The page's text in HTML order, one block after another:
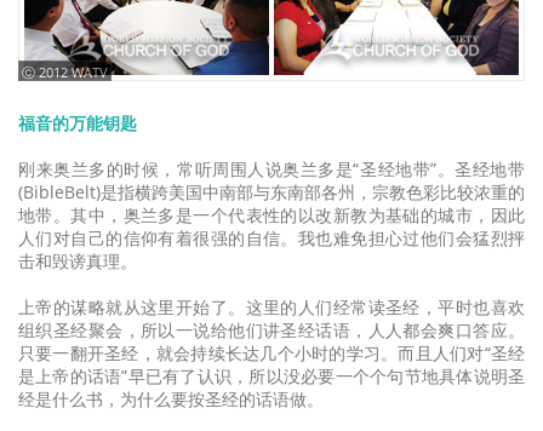
ⓒ 2012 WATV
福音的万能钥匙
刚来奥兰多的时候，常听周围人说奥兰多是“圣经地带”。圣经地带
(BibleBelt)是指横跨美国中南部与东南部各州，宗教色彩比较浓重的
地带。其中，奥兰多是一个代表性的以改新教为基础的城市，因此
人们对自己的信仰有着很强的自信。我也难免担心过他们会猛烈抨
击和毁谤真理。
上帝的谋略就从这里开始了。这里的人们经常读圣经，平时也喜欢
组织圣经聚会，所以一说给他们讲圣经话语，人人都会爽口答应。
只要一翻开圣经，就会持续长达几个小时的学习。而且人们对“圣经
是上帝的话语”早已有了认识，所以没必要一个个句节地具体说明圣
经是什么书，为什么要按圣经的话语做。